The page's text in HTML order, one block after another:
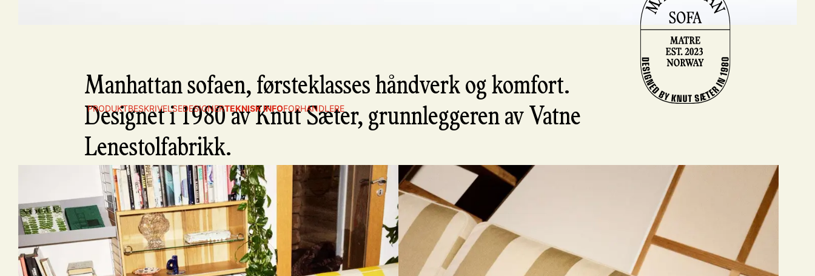
PRODUKTBESKRIVELSEDESIGNERTEKNISK INFOFORHANDLERE
Manhattan sofaen, førsteklasses håndverk og komfort.
Designet i 1980 av Knut Sæter, grunnleggeren av Vatne
Lenestolfabrikk.